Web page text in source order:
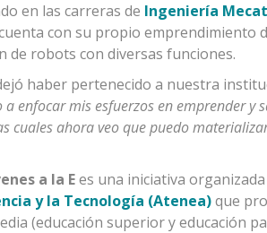
en las carreras de Ingeniería
con su propio emprendimiento
de robots con diversas funciones.
haber pertenecido a nuestra
enfocar mis esfuerzos en emprender y
cuales ahora veo que puedo
a la Ees una iniciativa
y la Tecnología (Atenea)que
(educación superior y educación